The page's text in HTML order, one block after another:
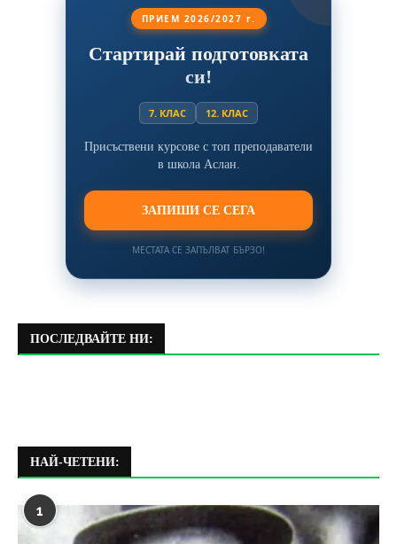
ПРИЕМ 2026/2027 г.
Стартирай подготовката
си!
7. КЛАС 12. КЛАС
Присъствени курсове с топ преподаватели
в школа Аслан.
ЗАПИШИ СЕ СЕГА
МЕСТАТА СЕ ЗАПЪЛВАТ БЪРЗО!
ПОСЛЕДВАЙТЕ НИ:
НАЙ-ЧЕТЕНИ:
1